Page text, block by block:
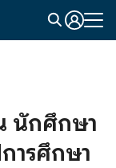
นักศึกษา
ารศึกษา